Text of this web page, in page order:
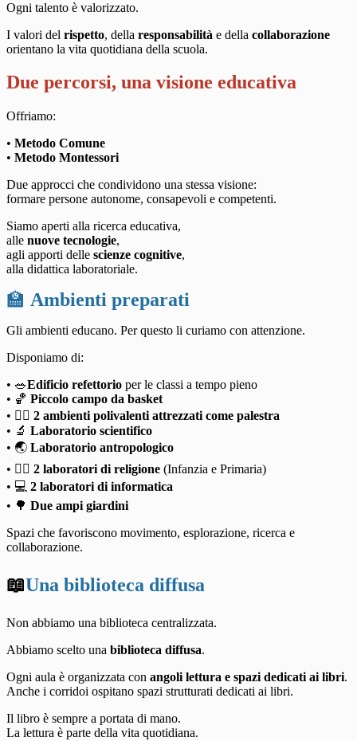
Ogni talento è valorizzato.
I valori del rispetto, della responsabilità e della collaborazione
orientano la vita quotidiana della scuola.
Due percorsi, una visione educativa
Offriamo:
• Metodo Comune
• Metodo Montessori
Due approcci che condividono una stessa visione:
formare persone autonome, consapevoli e competenti.
Siamo aperti alla ricerca educativa,
alle nuove tecnologie,
agli apporti delle scienze cognitive,
alla didattica laboratoriale.
🏫 Ambienti preparati
Gli ambienti educano. Per questo li curiamo con attenzione.
Disponiamo di:
• 🥗Edificio refettorio per le classi a tempo pieno
• 🏀 Piccolo campo da basket
• 🤾‍♂️ 2 ambienti polivalenti attrezzati come palestra
• 🔬 Laboratorio scientifico
• 🌏 Laboratorio antropologico
• 🏳️‍🌈 2 laboratori di religione (Infanzia e Primaria)
• 💻 2 laboratori di informatica
• 🌳 Due ampi giardini
Spazi che favoriscono movimento, esplorazione, ricerca e
collaborazione.
📖Una biblioteca diffusa
Non abbiamo una biblioteca centralizzata.
Abbiamo scelto una biblioteca diffusa.
Ogni aula è organizzata con angoli lettura e spazi dedicati ai libri.
Anche i corridoi ospitano spazi strutturati dedicati ai libri.
Il libro è sempre a portata di mano.
La lettura è parte della vita quotidiana.